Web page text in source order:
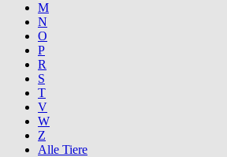
M
N
O
P
R
S
T
V
W
Z
Alle Tiere